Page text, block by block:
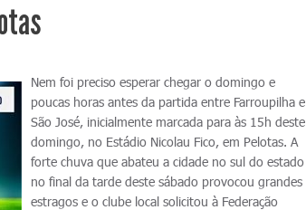
Nem foi preciso esperar chegar o domingo e
poucas horas antes da partida entre Farroupilha e
São José, inicialmente marcada para às 15h deste
domingo, no Estádio Nicolau Fico, em Pelotas. A
forte chuva que abateu a cidade no sul do estado
no final da tarde deste sábado provocou grandes
estragos e o clube local solicitou à Federação